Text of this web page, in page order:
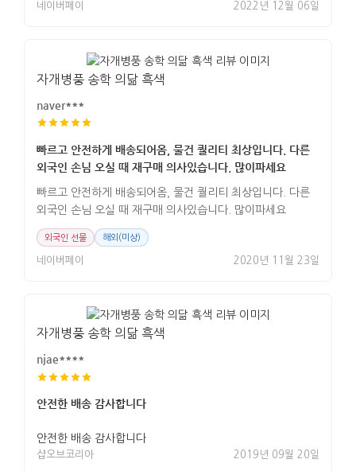
네이버페이 2022년 12월 06일
자개병풍 송학 의닮 흑색
naver***
빠르고 안전하게 배송되어옴, 물건 퀄리티 최상입니다. 다른
외국인 손님 오실 때 재구매 의사있습니다. 많이파세요
빠르고 안전하게 배송되어옴, 물건 퀄리티 최상입니다. 다른
외국인 손님 오실 때 재구매 의사있습니다. 많이파세요
외국인 선물 해외(미상)
네이버페이 2020년 11월 23일
자개병풍 송학 의닮 흑색
njae****
안전한 배송 감사합니다
안전한 배송 감사합니다
샵오브코리아 2019년 09월 20일